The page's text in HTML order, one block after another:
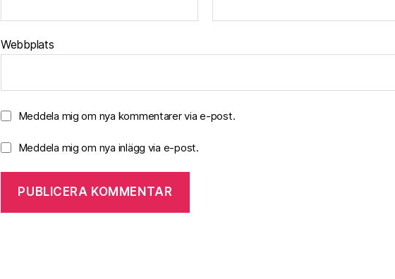
Webbplats
Meddela mig om nya kommentarer via e-post.
Meddela mig om nya inlägg via e-post.